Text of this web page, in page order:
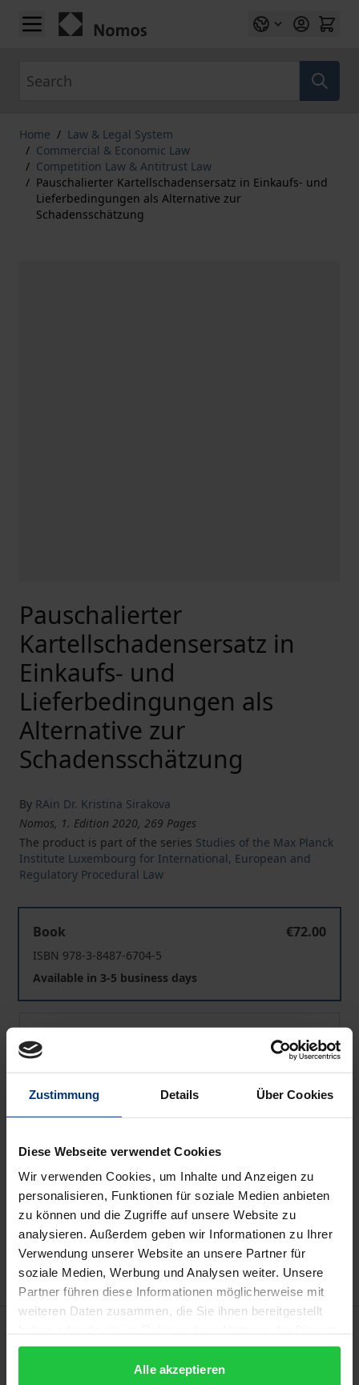
Zustimmung Details Über Cookies
Diese Webseite verwendet Cookies
Wir verwenden Cookies, um Inhalte und Anzeigen zu
personalisieren, Funktionen für soziale Medien anbieten
zu können und die Zugriffe auf unsere Website zu
analysieren. Außerdem geben wir Informationen zu Ihrer
Verwendung unserer Website an unsere Partner für
soziale Medien, Werbung und Analysen weiter. Unsere
Partner führen diese Informationen möglicherweise mit
weiteren Daten zusammen, die Sie ihnen bereitgestellt
gesammelt haben.
Alle akzeptieren
Skip to Content
Home / Law & Legal System
/ Commercial & Economic Law
/ Competition Law & Antitrust Law
/ Pauschalierter Kartellschadensersatz in Einkaufs- und
Lieferbedingungen als Alternative zur
Schadensschätzung
Pauschalierter
Kartellschadensersatz in
Einkaufs- und
Lieferbedingungen als
Alternative zur
Schadensschätzung
By RAin Dr. Kristina Sirakova
Nomos, 1. Edition 2020, 269 Pages
The product is part of the series Studies of the Max Planck
Institute Luxembourg for International, European and
Regulatory Procedural Law
Book
€72.00
ISBN 978-3-8487-6704-5
Available in 3-5 business days
€72.00
ISBN 978-3-7489-0761-9
may vary at checkout.
Add to Cart
Add to Wish List
Delivery cost notice
Considering the uncertainties caused by the